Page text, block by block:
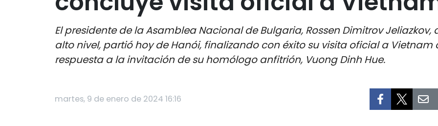
El presidente de la Asamblea Nacional de Bulgaria, Rossen Dimitrov
alto nivel, partió hoy de Hanói, finalizando con éxito su visita oficial a Vietnam
respuesta a la invitación de su homólogo anfitrión, Vuong Dinh Hue.
martes, 9 de enero de 2024 16:16